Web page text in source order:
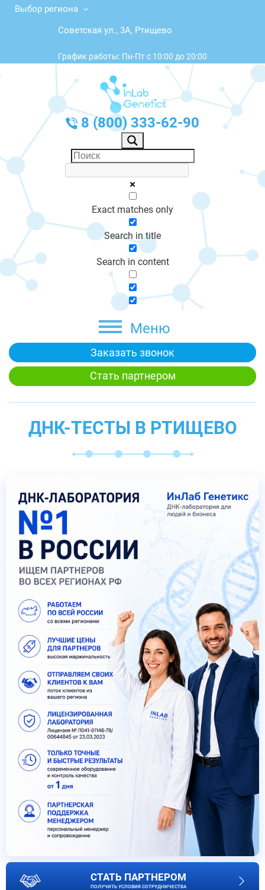
Выбор региона
Советская ул., 3А, Ртищево
График работы: Пн-Пт с 10:00 до 20:00
8 (800) 333-62-90
Exact matches only
Search in title
Search in content
Меню
Заказать звонок
Стать партнером
ДНК-ТЕСТЫ В РТИЩЕВО
СТАТЬ ПАРТНЕРОМ
ПОЛУЧИТЬ УСЛОВИЯ СОТРУДНИЧЕСТВА